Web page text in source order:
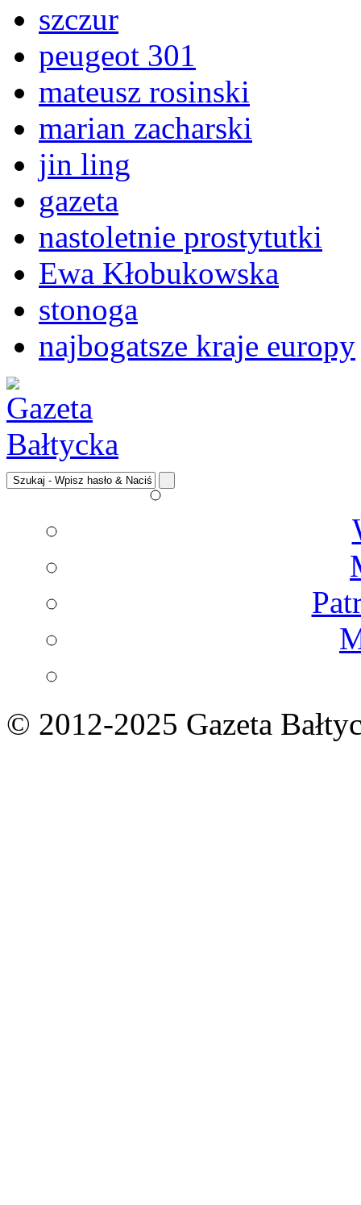
szczur
peugeot 301
mateusz rosinski
marian zacharski
jin ling
gazeta
nastoletnie prostytutki
Ewa Kłobukowska
stonoga
najbogatsze kraje europy
© 2012-2025 Gazeta